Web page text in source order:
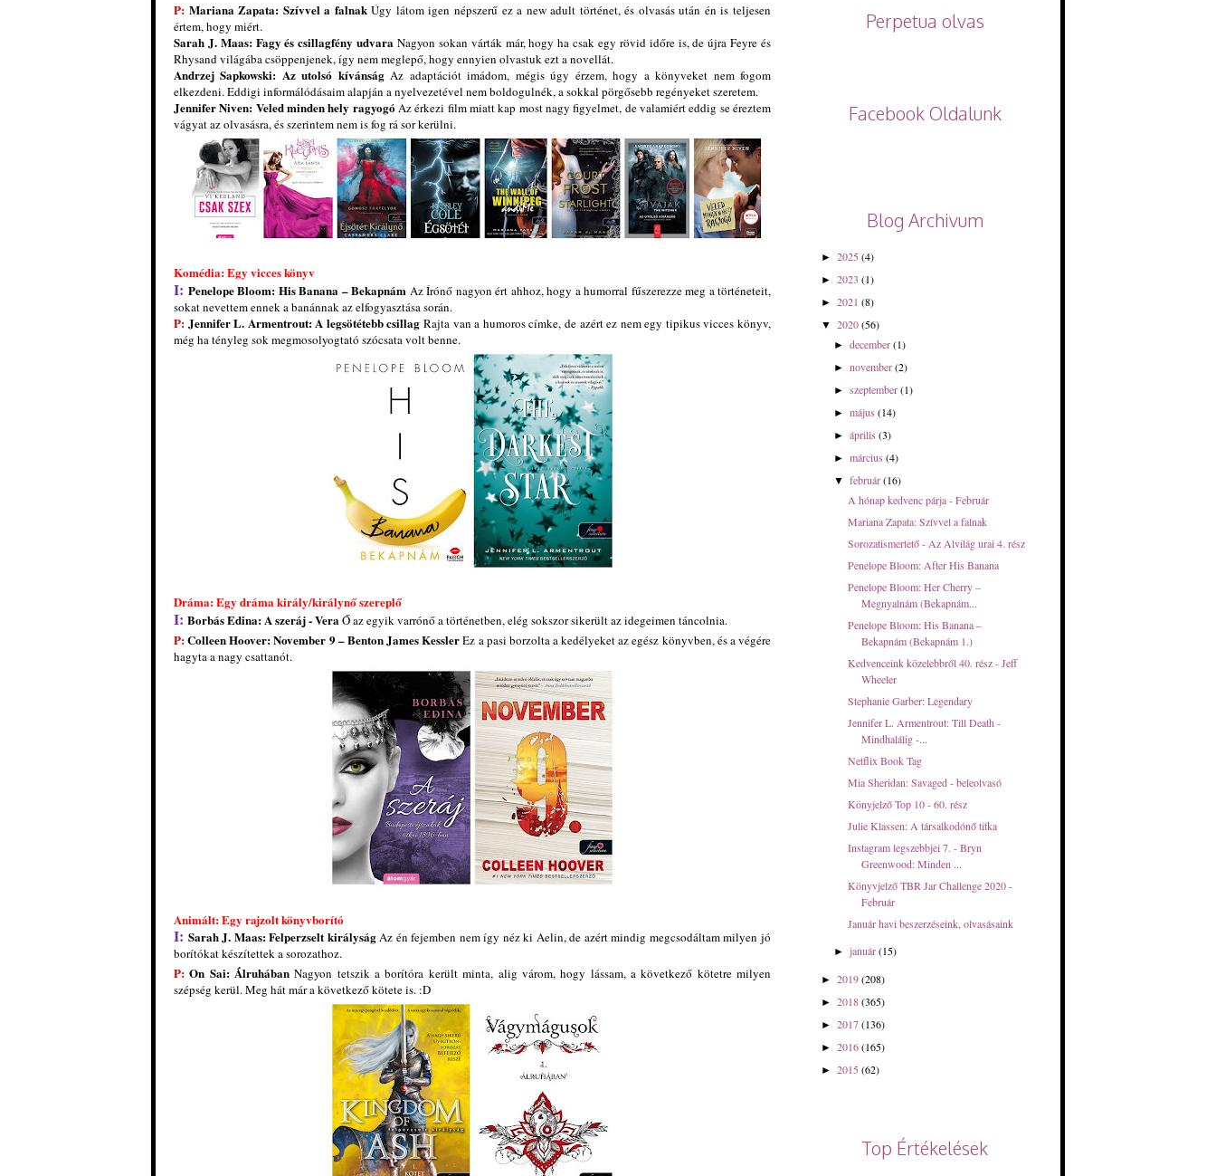
P: Mariana Zapata: Szívvel a falnakÚgy látom igen népszerű ez a new adult történet, és olvasás után én is teljesen
értem, hogy miért.
Sarah J. Maas: Fagy és csillagfény udvara Nagyon sokan várták már, hogy ha csak egy rövid időre is, de újra Feyre és
Rhysand világába csöppenjenek, így nem meglepő, hogy ennyien olvastuk ezt a novellát.
Andrzej Sapkowski: Az utolsó kívánságAz adaptációt imádom, mégis úgy érzem, hogy a könyveket nem fogom
elkezdeni. Eddigi informálódásaim alapján a nyelvezetével nem boldogulnék, a sokkal pörgősebb regényeket szeretem.
Jennifer Niven: Veled minden hely ragyogóAz érkezi film miatt kap most nagy figyelmet, de valamiért eddig se éreztem
vágyat az olvasásra, és szerintem nem is fog rá sor kerülni.
Komédia: Egy vicces könyv
I: Penelope Bloom: His Banana – Bekapnám Az Írónő nagyon ért ahhoz, hogy a humorral fűszerezze meg a történeteit,
sokat nevettem ennek a banánnak az elfogyasztása során.
P: Jennifer L. Armentrout: A legsötétebb csillag Rajta van a humoros címke, de azért ez nem egy tipikus vicces könyv,
még ha tényleg sok megmosolyogtató szócsata volt benne.
Dráma: Egy dráma király/királynő szereplő
I: Borbás Edina: A ​szeráj - VeraŐ az egyik varrónő a történetben, elég sokszor sikerült az idegeimen táncolnia.
P:Colleen Hoover: November 9 – Benton James KesslerEz a pasi borzolta a kedélyeket az egész könyvben, és a végére
hagyta a nagy csattanót.
Animált: Egy rajzolt könyvborító
I: Sarah J. Maas: Felperzselt királyságAz én fejemben nem így néz ki Aelin, de azért mindig megcsodáltam milyen jó
borítókat készítettek a sorozathoz.
P: On Sai: Álruhában Nagyon tetszik a borítóra került minta, alig várom, hogy lássam, a következő kötetre milyen
szépség kerül. Meg hát már a következő kötete is. :D
Perpetua olvas
Facebook Oldalunk
Blog Archivum
► 2025 (4)
► 2023 (1)
► 2021 (8)
▼ 2020(56)
►december (1)
►november (2)
►szeptember (1)
►május (14)
►április (3)
►március (4)
▼ február (16)
A hónap kedvenc párja - Február
Mariana Zapata: Szívvel a falnak
Sorozatismertető - Az Alvilág urai 4. rész
Penelope Bloom: After His Banana
Penelope Bloom: Her ​Cherry –
Megnyalnám (Bekapnám...
Penelope Bloom: His ​Banana –
Bekapnám (Bekapnám 1.)
Kedvenceink közelebbről 40. rész - Jeff
Wheeler
Stephanie Garber: Legendary
Jennifer L. Armentrout: Till Death -
Mindhalálig -...
Netflix Book Tag
Mia Sheridan: Savaged - beleolvasó
Könyjelző Top 10 - 60. rész
Julie Klassen: A ​társalkodónő titka
Instagram legszebbjei 7. - Bryn
Greenwood: Minden ...
Könyvjelző TBR Jar Challenge 2020 -
Február
Január havi beszerzéseink, olvasásaink
►január (15)
► 2019(208)
► 2018(365)
► 2017(136)
► 2016(165)
► 2015 (62)
Top Értékelések